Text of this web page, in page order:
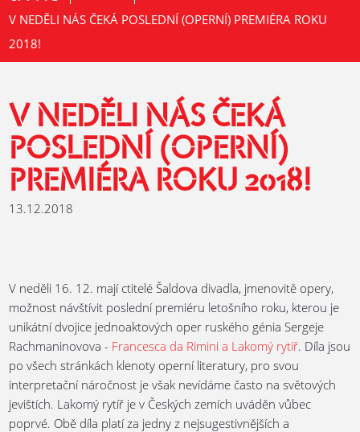
V NEDĚLI NÁS ČEKÁ POSLEDNÍ (OPERNÍ) PREMIÉRA ROKU
2018!
V NEDĚLI NÁS ČEKÁ
POSLEDNÍ (OPERNÍ)
PREMIÉRA ROKU 2018!
13.12.2018
V neděli 16. 12. mají ctitelé Šaldova divadla, jmenovitě opery,
možnost návštívit poslední premiéru letošního roku, kterou je
unikátní dvojice jednoaktových oper ruského génia Sergeje
Rachmaninovova - Francesca da Rimini a Lakomý rytíř. Díla jsou
po všech stránkách klenoty operní literatury, pro svou
interpretační náročnost je však nevídáme často na světových
jevištích. Lakomý rytíř je v Českých zemích uváděn vůbec
poprvé. Obě díla platí za jedny z nejsugestivnějších a